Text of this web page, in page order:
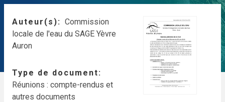
Auteur(s)
Commission
locale de l'eau du SAGE Yèvre
Auron
Type de document
Réunions : compte-rendus et
autres documents